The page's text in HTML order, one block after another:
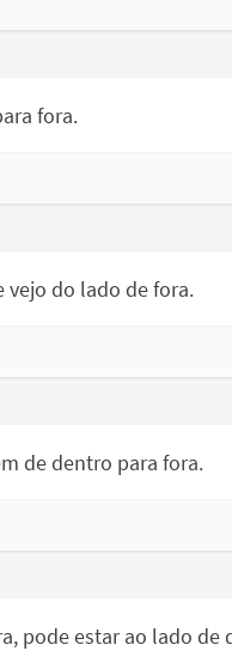
fora.
do lado de fora.
de dentro para fora.
pode estar ao lado de